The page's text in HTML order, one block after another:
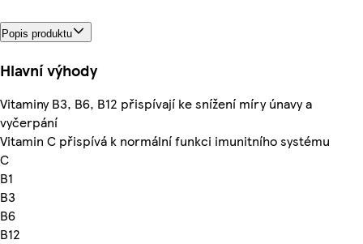
Popis produktu
Hlavní výhody
Vitaminy B3, B6, B12 přispívají ke snížení míry únavy a
vyčerpání
Vitamin C přispívá k normální funkci imunitního systému
C
B1
B3
B6
B12